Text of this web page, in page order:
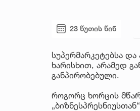
23 წუთის წინ
სუპერმარკეტებსა
ხარისხით, არამედ
განპირობებული.
როგორც ხორცის